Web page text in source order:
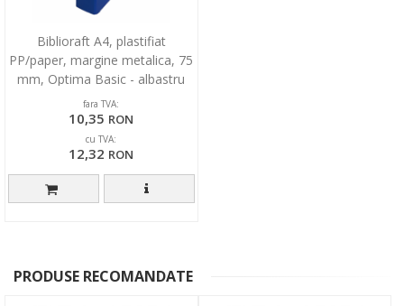
Biblioraft A4, plastifiat
PP/paper, margine metalica, 75
mm, Optima Basic - albastru
fara TVA:
10,35 RON
cu TVA:
12,32 RON
PRODUSE RECOMANDATE